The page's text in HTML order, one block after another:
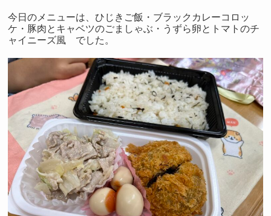
今日のメニューは、ひじきご飯・ブラックカレーコロッ
ケ・豚肉とキャベツのごましゃぶ・うずら卵とトマトのチ
ャイニーズ風 でした。